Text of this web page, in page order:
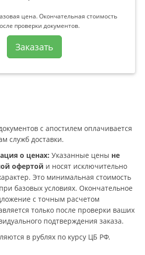
цена. Окончательная стоимость
проверки документов.
Заказать
с апостилем оплачивается
служб доставки.
о ценах: Указанные цены не
офертой и носят исключительно
Это минимальная стоимость
базовых условиях. Окончательное
с точным расчетом
только после проверки ваших
подтверждения заказа.
в рублях по курсу ЦБ РФ.